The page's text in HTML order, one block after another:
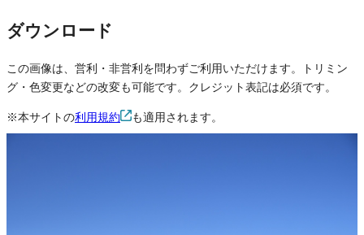
ダウンロード
この画像は、営利・非営利を問わずご利用いただけます。トリミン
グ・色変更などの改変も可能です。クレジット表記は必須です。
※本サイトの利用規約 も適用されます。